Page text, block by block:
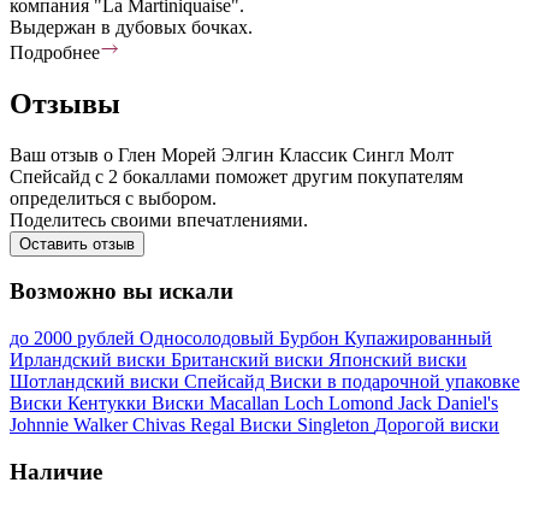
компания "La Martiniquaise".
Выдержан в дубовых бочках.
Подробнее
Отзывы
Ваш отзыв о Глен Морей Элгин Классик Сингл Молт
Спейсайд с 2 бокаллами поможет другим покупателям
определиться с выбором.
Поделитесь своими впечатлениями.
Оставить отзыв
Возможно вы искали
до 2000 рублей Односолодовый Бурбон Купажированный
Ирландский виски Британский виски Японский виски
Шотландский виски Спейсайд Виски в подарочной упаковке
Виски Кентукки Виски Macallan Loch Lomond Jack Daniel's
Johnnie WalkerChivas Regal Виски Singleton Дорогой виски
Наличие